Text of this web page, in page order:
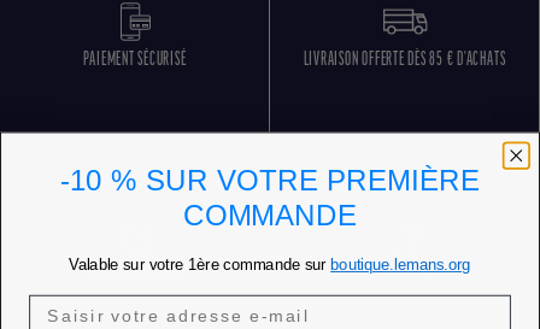
PAIEMENT SÉCURISÉ LIVRAISON OFFERTE DÈS 85 € D'ACHATS
SERVICE CLIENT 5 JOURS SUR 7
-10 % SUR VOTRE PREMIÈRE
COMMANDE
Valable sur votre 1ère commande sur boutique.lemans.org